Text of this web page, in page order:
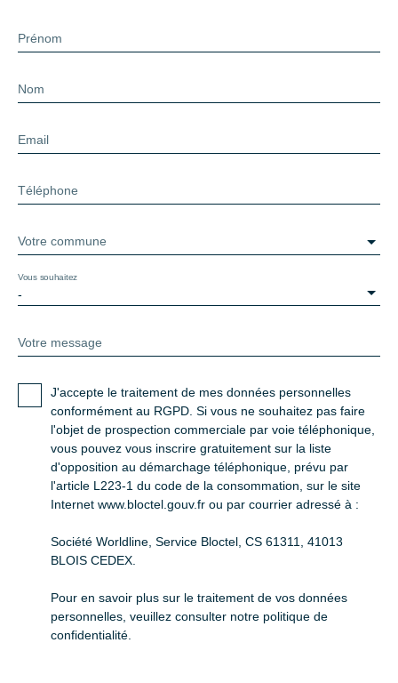
Prénom
Nom
Email
Téléphone
Votre commune
-
Vous souhaitez
Votre message
J'accepte le traitement de mes données personnelles
conformément au RGPD. Si vous ne souhaitez pas faire
l'objet de prospection commerciale par voie téléphonique,
vous pouvez vous inscrire gratuitement sur la liste
d'opposition au démarchage téléphonique, prévu par
l'article L223-1 du code de la consommation, sur le site
Internet www.bloctel.gouv.fr ou par courrier adressé à :
Société Worldline, Service Bloctel, CS 61311, 41013
BLOIS CEDEX.
Pour en savoir plus sur le traitement de vos données
personnelles, veuillez consulter notre politique de
confidentialité